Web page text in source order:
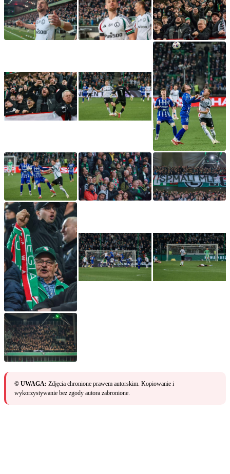
© UWAGA: Zdjęcia chronione prawem autorskim. Kopiowanie i
wykorzystywanie bez zgody autora zabronione.